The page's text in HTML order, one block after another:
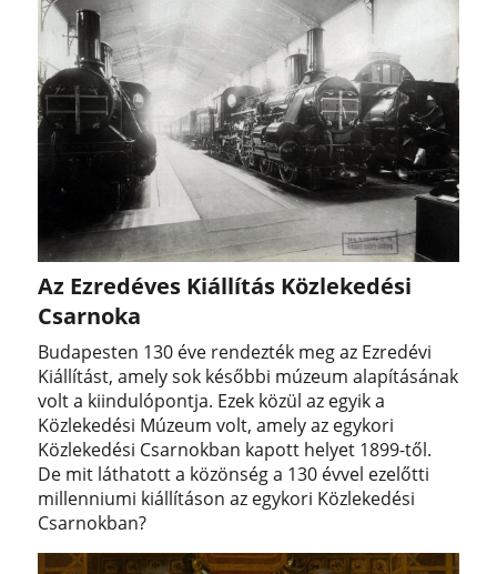
Az Ezredéves Kiállítás Közlekedési
Csarnoka
Budapesten 130 éve rendezték meg az Ezredévi
Kiállítást, amely sok későbbi múzeum alapításának
volt a kiindulópontja. Ezek közül az egyik a
Közlekedési Múzeum volt, amely az egykori
Közlekedési Csarnokban kapott helyet 1899-től.
De mit láthatott a közönség a 130 évvel ezelőtti
millenniumi kiállításon az egykori Közlekedési
Csarnokban?